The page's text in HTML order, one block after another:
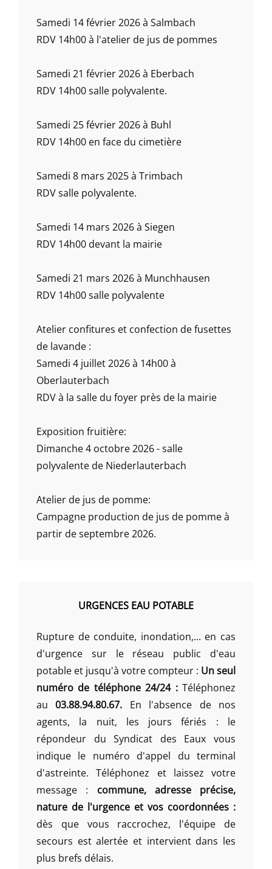
Samedi 14 février 2026 à Salmbach
RDV 14h00 à l'atelier de jus de pommes
Samedi 21 février 2026 à Eberbach
RDV 14h00 salle polyvalente.
Samedi 25 février 2026 à Buhl
RDV 14h00 en face du cimetière
Samedi 8 mars 2025 à Trimbach
RDV salle polyvalente.
Samedi 14 mars 2026 à Siegen
RDV 14h00 devant la mairie
Samedi 21 mars 2026 à Munchhausen
RDV 14h00 salle polyvalente
Atelier confitures et confection de fusettes
de lavande :
Samedi 4 juillet 2026 à 14h00 à
Oberlauterbach
RDV à la salle du foyer près de la mairie
Exposition fruitière:
Dimanche 4 octobre 2026 - salle
polyvalente de Niederlauterbach
Atelier de jus de pomme:
Campagne production de jus de pomme à
partir de septembre 2026.
URGENCES EAU POTABLE
Rupture de conduite, inondation,... en cas
d'urgence sur le réseau public d'eau
potable et jusqu'à votre compteur : Un seul
numéro de téléphone 24/24 :Téléphonez
au03.88.94.80.67. En l'absence de nos
agents, la nuit, les jours fériés : le
répondeur du Syndicat des Eaux vous
indique le numéro d'appel du terminal
d'astreinte. Téléphonez et laissez votre
message : commune, adresse précise,
nature de l'urgence et vos coordonnées :
dès que vous raccrochez, l'équipe de
secours est alertée et intervient dans les
plus brefs délais.